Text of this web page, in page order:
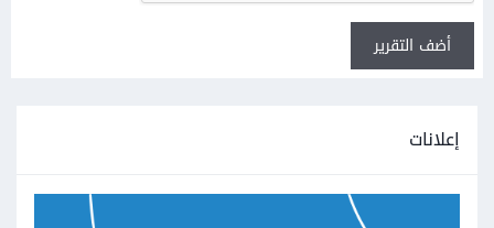
أضف التقرير
إعلانات